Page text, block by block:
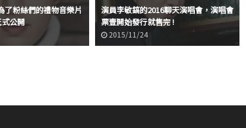
了粉絲們的禮物音樂片
公開
演員李敏鎬的2016聊天演唱會，演唱會
票壹開始發行就售完 !
2015/11/24